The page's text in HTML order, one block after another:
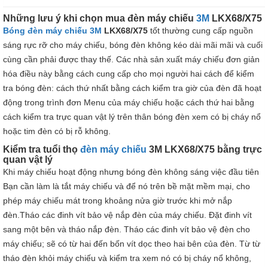
Những lưu ý khi chọn mua đèn máy chiếu 3M LKX68/X75
Bóng đèn máy chiếu 3M LKX68/X75 tốt thường cung cấp nguồn
sáng rực rỡ cho máy chiếu, bóng đèn không kéo dài mãi mãi và cuối
cùng cần phải được thay thế. Các nhà sản xuất máy chiếu đơn giản
hóa điều này bằng cách cung cấp cho mọi người hai cách để kiểm
tra bóng đèn: cách thứ nhất bằng cách kiểm tra giờ của đèn đã hoạt
động trong trình đơn Menu của máy chiếu hoặc cách thứ hai bằng
cách kiểm tra trực quan vật lý trên thân bóng đèn xem có bị cháy nổ
hoặc tim đèn có bị rỗ không.
Kiểm tra tuổi thọ đèn máy chiếu 3M LKX68/X75 bằng trực
quan vật lý
Khi máy chiếu hoạt động nhưng bóng đèn không sáng việc đầu tiên
Bạn cần làm là tắt máy chiếu và để nó trên bề mặt mềm mại, cho
phép máy chiếu mát trong khoảng nửa giờ trước khi mở nắp
đèn.Tháo các đinh vít bảo vệ nắp đèn của máy chiếu. Đặt đinh vít
sang một bên và tháo nắp đèn. Tháo các đinh vít bảo vệ đèn cho
máy chiếu; sẽ có từ hai đến bốn vít dọc theo hai bên của đèn. Từ từ
tháo đèn khỏi máy chiếu và kiểm tra xem nó có bị cháy nổ không,